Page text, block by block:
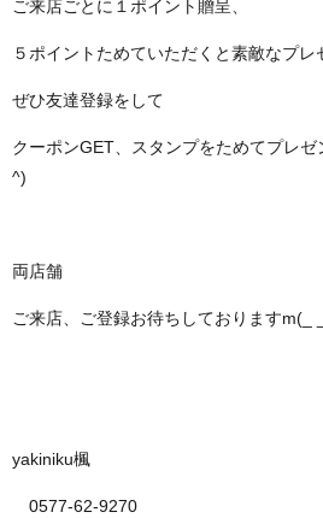
ご来店ごとに１ポイント贈呈、
５ポイントためていただくと素敵なプレ
ぜひ友達登録をして
クーポンGET、スタンプをためてプレ
^)
両店舗
ご来店、ご登録お待ちしておりますm(_
yakiniku楓
0577-62-9270